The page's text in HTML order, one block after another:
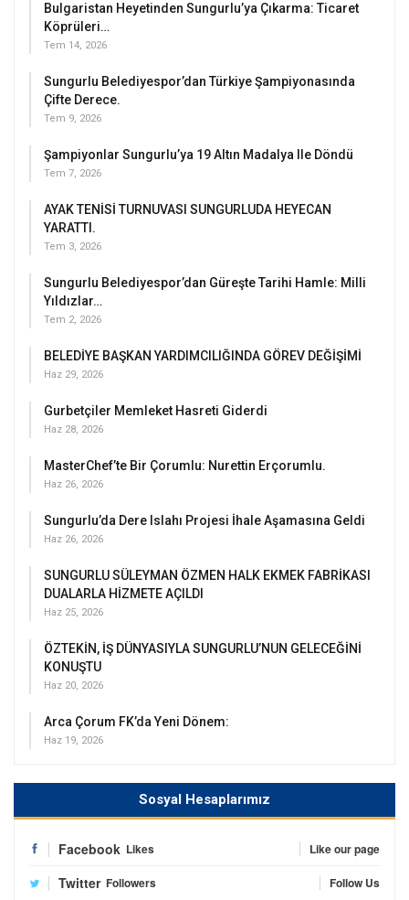
Bulgaristan Heyetinden Sungurlu’ya Çıkarma: Ticaret
Köprüleri…
Tem 14, 2026
Sungurlu Belediyespor’dan Türkiye Şampiyonasında
Çifte Derece.
Tem 9, 2026
Şampiyonlar Sungurlu’ya 19 Altın Madalya Ile Döndü
Tem 7, 2026
AYAK TENİSİ TURNUVASI SUNGURLUDA HEYECAN
YARATTI.
Tem 3, 2026
Sungurlu Belediyespor’dan Güreşte Tarihi Hamle: Milli
Yıldızlar…
Tem 2, 2026
BELEDİYE BAŞKAN YARDIMCILIĞINDA GÖREV DEĞİŞİMİ
Haz 29, 2026
Gurbetçiler Memleket Hasreti Giderdi
Haz 28, 2026
MasterChef’te Bir Çorumlu: Nurettin Erçorumlu.
Haz 26, 2026
Sungurlu’da Dere Islahı Projesi İhale Aşamasına Geldi
Haz 26, 2026
SUNGURLU SÜLEYMAN ÖZMEN HALK EKMEK FABRİKASI
DUALARLA HİZMETE AÇILDI
Haz 25, 2026
ÖZTEKİN, İŞ DÜNYASIYLA SUNGURLU’NUN GELECEĞİNİ
KONUŞTU
Haz 20, 2026
Arca Çorum FK’da Yeni Dönem:
Haz 19, 2026
Sosyal Hesaplarımız
Facebook Likes Like our page
Twitter Followers Follow Us